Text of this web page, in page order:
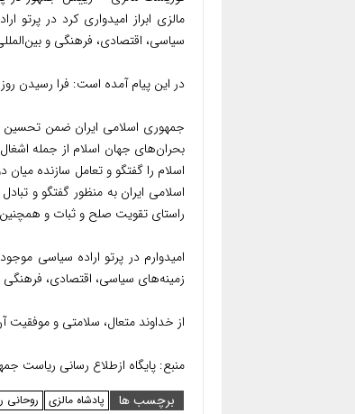
مالزی ابراز امیدواری کرد در
سیاسی، اقتصادی، فرهنگی و
در این پیام آمده است: فرا رسیدن
جمهوری اسلامی ایران ضمن تحسین
بحران‌های جهان اسلام از جمله
اسلام را گفتگو و تعامل سازنده
اسلامی ایران به منظور گفتگو و
راستای تقویت صلح و ثبات و
امیدوارم در پرتو اراده سیاسی
زمینه‌های سیاسی، اقتصادی، فرهنگی
از خداوند متعال، سلامتی و
منبع: پایگاه ازطلاع رسانی ریاست
برچسب ها
پادشاه مالزی روحانی